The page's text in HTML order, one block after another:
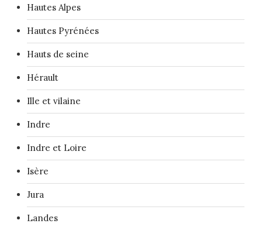
Hautes Alpes
Hautes Pyrénées
Hauts de seine
Hérault
Ille et vilaine
Indre
Indre et Loire
Isère
Jura
Landes